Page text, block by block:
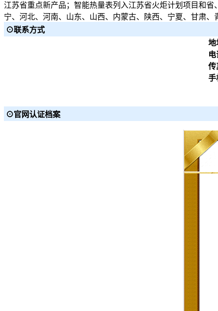
江苏省重点新产品；智能热量表列入江苏省火炬计划项目和
宁、河北、河南、山东、山西、内蒙古、陕西、宁夏、甘肃
⊙联系方式
地
电
传
手
⊙官网认证档案